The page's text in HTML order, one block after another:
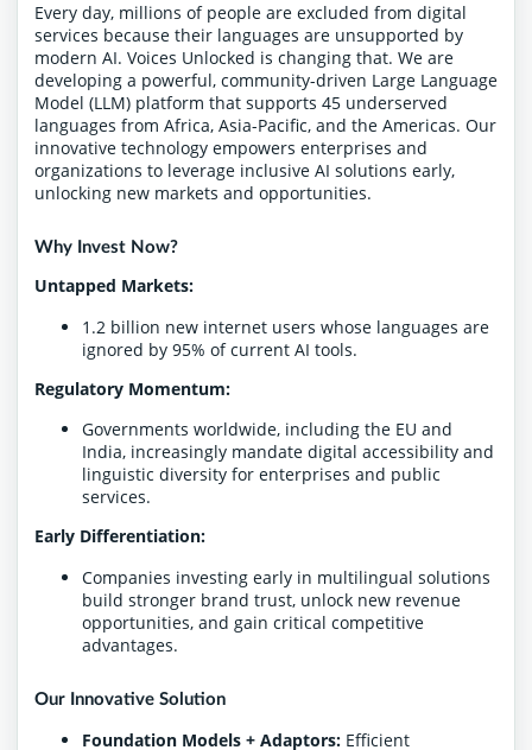
Every day, millions of people are excluded from digital
services because their languages are unsupported by
modern AI. Voices Unlocked is changing that. We are
developing a powerful, community-driven Large Language
Model (LLM) platform that supports 45 underserved
languages from Africa, Asia-Pacific, and the Americas. Our
innovative technology empowers enterprises and
organizations to leverage inclusive AI solutions early,
unlocking new markets and opportunities.
Why Invest Now?
Untapped Markets:
1.2 billion new internet users whose languages are
ignored by 95% of current AI tools.
Regulatory Momentum:
Governments worldwide, including the EU and
India, increasingly mandate digital accessibility and
linguistic diversity for enterprises and public
services.
Early Differentiation:
Companies investing early in multilingual solutions
build stronger brand trust, unlock new revenue
opportunities, and gain critical competitive
advantages.
Our Innovative Solution
Foundation Models + Adaptors: Efficient